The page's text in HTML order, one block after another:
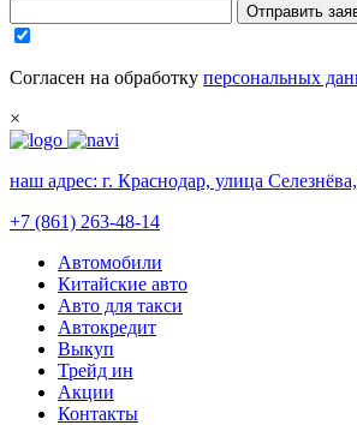
Отправить
Согласен на обработку персональных
×
наш адрес: г. Краснодар, улица
+7 (861) 263-48-14
Автомобили
Китайские авто
Авто для такси
Автокредит
Выкуп
Трейд ин
Акции
Контакты